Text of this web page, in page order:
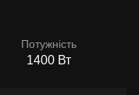
Потужність
1400 Вт